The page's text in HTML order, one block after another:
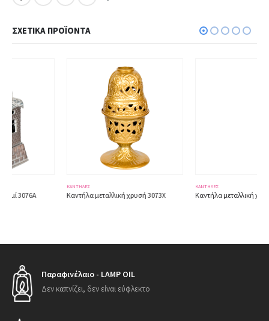
ΣΧΕΤΙΚΆ ΠΡΟΪΌΝΤΑ
Καντήλα μεταλλική χρυσή 3073X Καντήλα μεταλλική χρυσή 3061X
Παραφινέλαιο - LAMP OIL
Δεν καπνίζει, δεν είναι εύφλεκτο